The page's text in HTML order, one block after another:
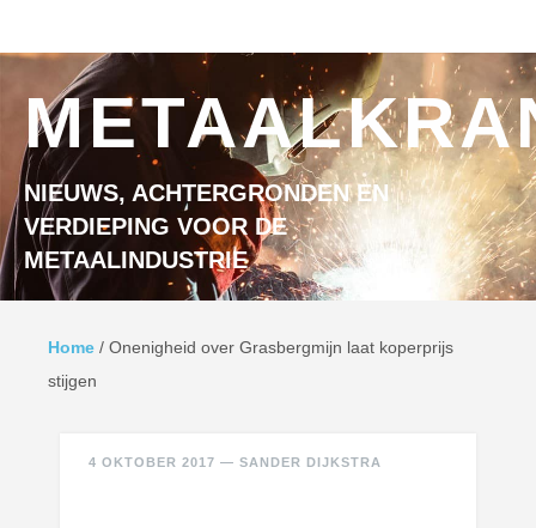
NIEUWS, ACHTERGRONDEN EN
VERDIEPING VOOR DE
METAALINDUSTRIE
Home / Onenigheid over Grasbergmijn laat koperprijs
stijgen
4 OKTOBER 2017 —SANDER DIJKSTRA